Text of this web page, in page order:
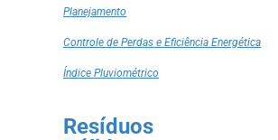
Planejamento
Controle de Perdas e Eficiência Energética
Índice Pluviométrico
Resíduos